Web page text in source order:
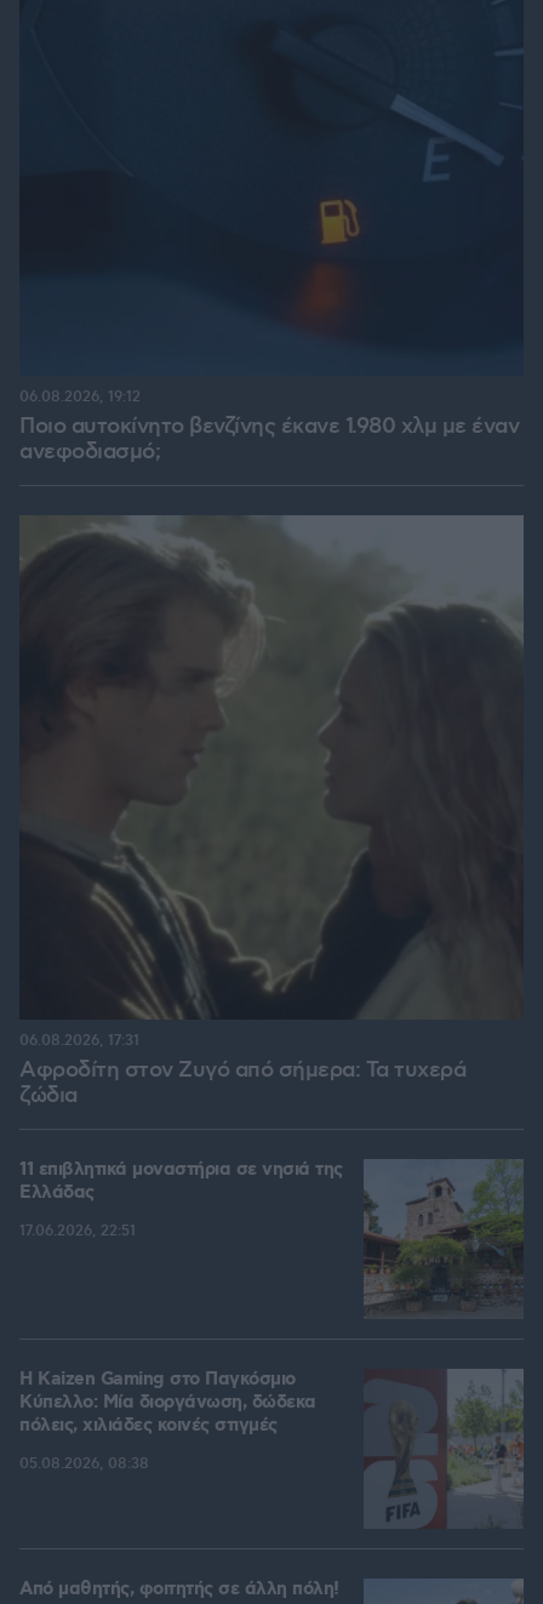
Ποιο αυτοκίνητο βενζίνης έκανε 1.980 χλμ με έναν
ανεφοδιασμό;
06.08.2026, 19:12
Αφροδίτη στον Ζυγό από σήμερα: Τα τυχερά
ζώδια
06.08.2026, 17:31
11 επιβλητικά μοναστήρια σε νησιά της
Ελλάδας
17.06.2026, 22:51
H Kaizen Gaming στο Παγκόσμιο
Kύπελλο: Μία διοργάνωση, δώδεκα
πόλεις, χιλιάδες κοινές στιγμές
05.08.2026, 08:38
Από μαθητής, φοιτητής σε άλλη πόλη!